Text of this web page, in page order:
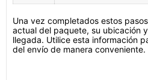
Una vez completados estos
actual del paquete, su ubicación
llegada. Utilice esta información
del envío de manera conveniente.